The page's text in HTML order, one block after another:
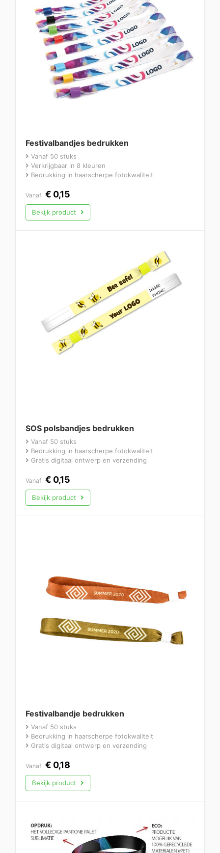
Festivalbandjes bedrukken
Vanaf 50 stuks
Verkrijgbaar in 8 kleuren
Bedrukking in haarscherpe fotokwaliteit
Vanaf € 0,15
Bekijk product
SOS polsbandjes bedrukken
Vanaf 50 stuks
Bedrukking in haarscherpe fotokwaliteit
Gratis digitaal ontwerp en verzending
Vanaf € 0,15
Bekijk product
Festivalbandje bedrukken
Vanaf 50 stuks
Bedrukking in haarscherpe fotokwaliteit
Gratis digitaal ontwerp en verzending
Vanaf € 0,18
Bekijk product